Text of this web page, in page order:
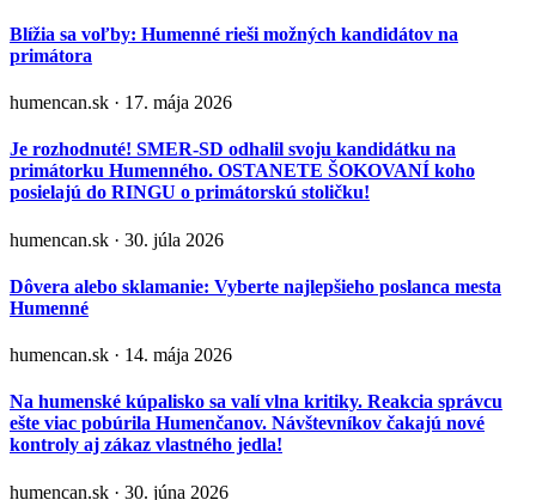
Blížia sa voľby: Humenné rieši možných kandidátov na
primátora
humencan.sk · 17. mája 2026
Je rozhodnuté! SMER-SD odhalil svoju kandidátku na
primátorku Humenného. OSTANETE ŠOKOVANÍ koho
posielajú do RINGU o primátorskú stoličku!
humencan.sk · 30. júla 2026
Dôvera alebo sklamanie: Vyberte najlepšieho poslanca mesta
Humenné
humencan.sk · 14. mája 2026
Na humenské kúpalisko sa valí vlna kritiky. Reakcia správcu
ešte viac pobúrila Humenčanov. Návštevníkov čakajú nové
kontroly aj zákaz vlastného jedla!
humencan.sk · 30. júna 2026